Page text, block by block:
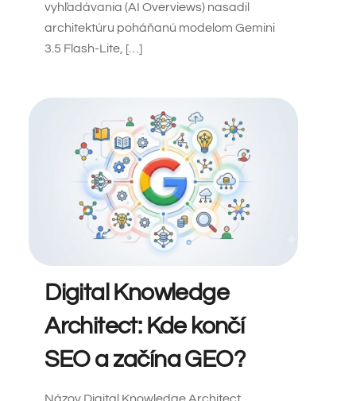
vyhľadávania (AI Overviews) nasadil
architektúru poháňanú modelom Gemini
3.5 Flash-Lite, […]
Digital Knowledge
Architect: Kde končí
SEO a začína GEO?